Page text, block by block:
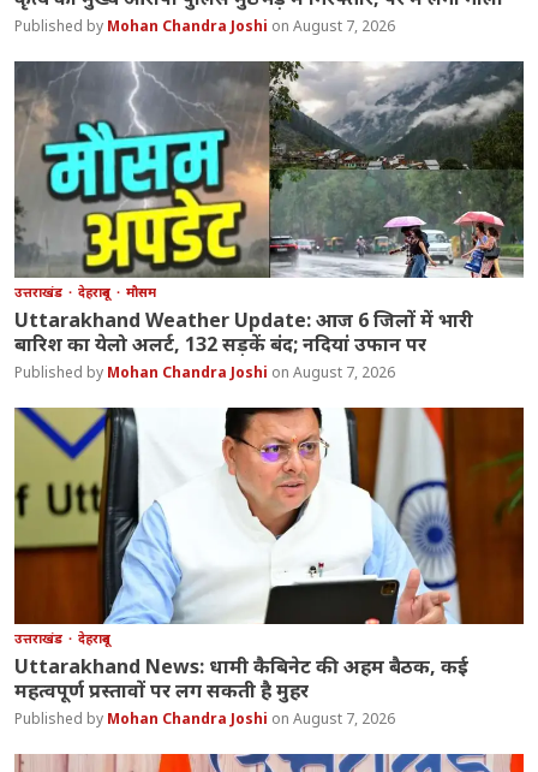
Mohan Chandra Joshi August 7, 2026
उत्तराखंड देहरादून मौसम
Uttarakhand Weather Update: आज 6 जिलों में भारी
बारिश का येलो अलर्ट, 132 सड़कें बंद; नदियां उफान पर
Mohan Chandra Joshi August 7, 2026
उत्तराखंड देहरादून
Uttarakhand News: धामी कैबिनेट की अहम बैठक, कई
महत्वपूर्ण प्रस्तावों पर लग सकती है मुहर
Mohan Chandra Joshi August 7, 2026